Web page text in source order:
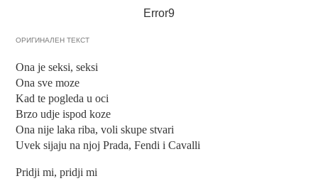
Error9
ОРИГИНАЛЕН ТЕКСТ
Ona je seksi, seksi
Ona sve moze
Kad te pogleda u oci
Brzo udje ispod koze
Ona nije laka riba, voli skupe stvari
Uvek sijaju na njoj Prada, Fendi i Cavalli
Pridji mi, pridji mi